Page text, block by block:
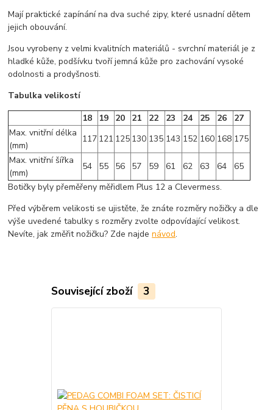
Mají praktické zapínání na dva suché zipy, které usnadní dětem
jejich obouvání.
Jsou vyrobeny z velmi kvalitních materiálů - svrchní materiál je z
hladké kůže, podšívku tvoří jemná kůže pro zachování vysoké
odolnosti a prodyšnosti.
Tabulka velikostí
18
19 20 21 22 23 24 25 26
27
Max. vnitřní délka
(mm)
117 121 125 130 135 143 152 160 168 175
Max. vnitřní šířka
(mm)
54 55 56 57 59 61 62 63 64
65
Botičky byly přeměřeny měřidlem Plus 12 a Clevermess.
Před výběrem velikosti se ujistěte, že znáte rozměry nožičky a dle
výše uvedené tabulky s rozměry zvolte odpovídající velikost.
Nevíte, jak změřit nožičku? Zde najdenávod.
Související zboží 3